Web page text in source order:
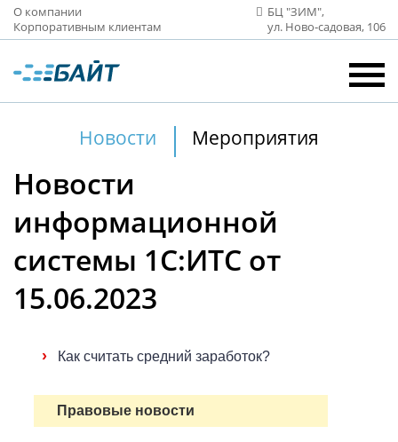
О компании
Корпоративным клиентам
БЦ "ЗИМ",
ул. Ново‑садовая, 106
Новости Мероприятия
Новости
информационной
системы 1С:ИТС от
15.06.2023
› Как считать средний заработок?
Правовые новости